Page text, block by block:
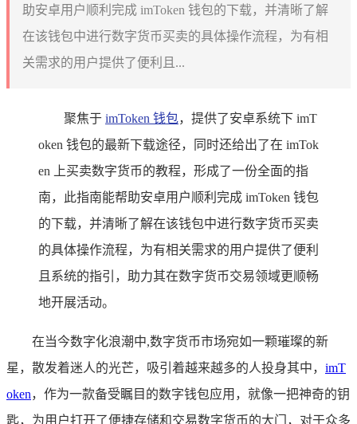
助安卓用户顺利完成 imToken 钱包的下载，并清晰了解
在该钱包中进行数字货币买卖的具体操作流程，为有相
关需求的用户提供了便利且...
聚焦于 imToken 钱包，提供了安卓系统下 imT
oken 钱包的最新下载途径，同时还给出了在 imTok
en 上买卖数字货币的教程，形成了一份全面的指
南，此指南能帮助安卓用户顺利完成 imToken 钱包
的下载，并清晰了解在该钱包中进行数字货币买卖
的具体操作流程，为有相关需求的用户提供了便利
且系统的指引，助力其在数字货币交易领域更顺畅
地开展活动。
在当今数字化浪潮中,数字货币市场宛如一颗璀璨的新
星，散发着迷人的光芒，吸引着越来越多的人投身其中， imT
oken，作为一款备受瞩目的数字钱包应用，就像一把神奇的钥
匙，为用户打开了便捷存储和交易数字货币的大门，对于众多